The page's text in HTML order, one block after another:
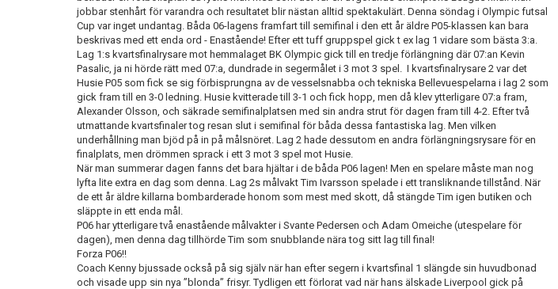
jobbar stenhårt för varandra och resultatet blir nästan alltid spektakulärt. Denna söndag i Olympic futsal
Cup var inget undantag. Båda 06-lagens framfart till semifinal i den ett år äldre P05-klassen kan bara
beskrivas med ett enda ord - Enastående! Efter ett tuff gruppspel gick t ex lag 1 vidare som bästa 3:a.
Lag 1:s kvartsfinalrysare mot hemmalaget BK Olympic gick till en tredje förlängning där 07:an Kevin
Pasalic, ja ni hörde rätt med 07:a, dundrade in segermålet i 3 mot 3 spel. I kvartsfinalrysare 2 var det
Husie P05 som fick se sig förbisprungna av de vesselsnabba och tekniska Bellevuespelarna i lag 2 som
gick fram till en 3-0 ledning. Husie kvitterade till 3-1 och fick hopp, men då klev ytterligare 07:a fram,
Alexander Olsson, och säkrade semifinalplatsen med sin andra strut för dagen fram till 4-2. Efter två
utmattande kvartsfinaler tog resan slut i semifinal för båda dessa fantastiska lag. Men vilken
underhållning man bjöd på in på målsnöret. Lag 2 hade dessutom en andra förlängningsrysare för en
finalplats, men drömmen sprack i ett 3 mot 3 spel mot Husie.
När man summerar dagen fanns det bara hjältar i de båda P06 lagen! Men en spelare måste man nog
lyfta lite extra en dag som denna. Lag 2s målvakt Tim Ivarsson spelade i ett transliknande tillstånd. När
de ett år äldre killarna bombarderade honom som mest med skott, då stängde Tim igen butiken och
släppte in ett enda mål.
P06 har ytterligare två enastående målvakter i Svante Pedersen och Adam Omeiche (utespelare för
dagen), men denna dag tillhörde Tim som snubblande nära tog sitt lag till final!
Forza P06!!
Coach Kenny bjussade också på sig själv när han efter segern i kvartsfinal 1 slängde sin huvudbonad
och visade upp sin nya ”blonda” frisyr. Tydligen ett förlorat vad när hans älskade Liverpool gick på